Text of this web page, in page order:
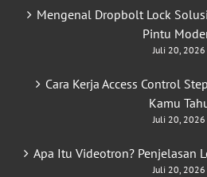
Mengenal Dropbolt Lock
Pintu
Juli 20, 2026
Cara Kerja Access Control
Kamu
Juli 20, 2026
Apa Itu Videotron? Penjelasan
Juli 20, 2026